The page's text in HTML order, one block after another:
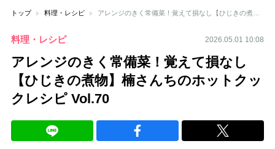
トップ 料理・レシピ アレンジのきく常備菜！覚えて損なし【ひじきの煮物】楠さんちのホットクックレシピ Vol.70
料理・レシピ 2026.05.01 10:08
アレンジのきく常備菜！覚えて損なし
【ひじきの煮物】楠さんちのホットクッ
クレシピ Vol.70